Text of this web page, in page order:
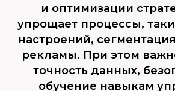
и оптимизации
упрощает процессы,
настроений,
рекламы. При этом
точность данных,
обучение навыкам